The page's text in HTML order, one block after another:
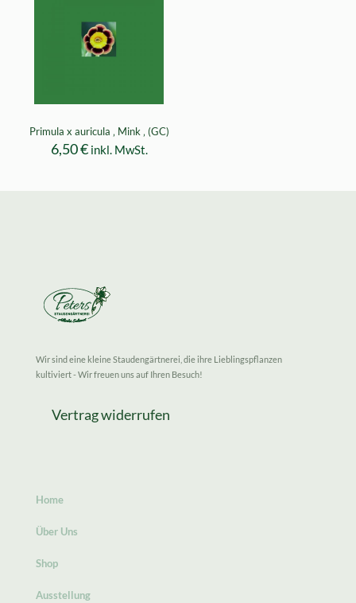
Primula x auricula ‚ Mink ‚ (GC)
6,50€ inkl. MwSt.
Wir sind eine kleine Staudengärtnerei, die ihre Lieblingspflanzen
kultiviert - Wir freuen uns auf Ihren Besuch!
Vertrag widerrufen
Home
Über Uns
Shop
Ausstellung